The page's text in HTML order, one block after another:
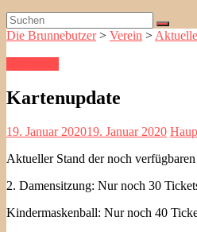
Die Brunnebutzer> Verein >
Kartenupdate
19. Januar 202019. Januar 2020
Aktueller Stand der noch
2. Damensitzung: Nur noch 30
Kindermaskenball: Nur noch 40